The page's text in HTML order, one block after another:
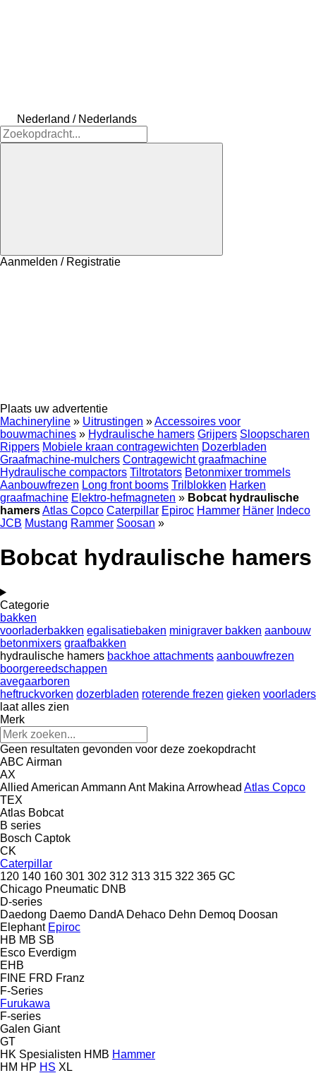
Nederland / Nederlands
Aanmelden / Registratie
Plaats uw advertentie
Machineryline » Uitrustingen »Accessoires voor
bouwmachines » Hydraulische hamers Grijpers Sloopscharen
Rippers Mobiele kraan contragewichten Dozerbladen
Graafmachine-mulchers Contragewicht graafmachine
Hydraulische compactors Tiltrotators Betonmixer trommels
Aanbouwfrezen Long front booms Trilblokken Harken
graafmachine Elektro-hefmagneten » Bobcat hydraulische
hamersAtlas Copco Caterpillar Epiroc Hammer Häner Indeco
JCB Mustang Rammer Soosan »
Bobcat hydraulische hamers
Categorie
bakken
voorladerbakken egalisatiebaken minigraver bakken aanbouw
betonmixers graafbakken
hydraulische hamers backhoe attachments aanbouwfrezen
boorgereedschappen
avegaarboren
heftruckvorken dozerbladen roterende frezen gieken voorladers
laat alles zien
Merk
Geen resultaten gevonden voor deze zoekopdracht
ABC Airman
AX
Allied American Ammann Ant Makina Arrowhead Atlas Copco
TEX
Atlas Bobcat
B series
Bosch Captok
CK
Caterpillar
120 140 160 301 302 312 313 315 322 365 GC
Chicago Pneumatic DNB
D-series
Daedong Daemo DandA Dehaco Dehn Demoq Doosan
Elephant Epiroc
HB MB SB
Esco Everdigm
EHB
FINE FRD Franz
F-Series
Furukawa
F-series
Galen Giant
GT
HK Spesialisten HMB Hammer
HM HP HS XL